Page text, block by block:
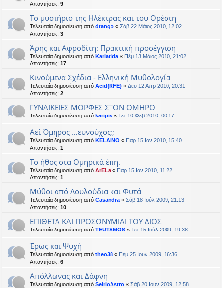
Απαντήσεις: 9
Το μυστήριο της Ηλέκτρας και του Ορέστη
Τελευταία δημοσίευση από dtango « Σάβ 22 Μάιος 2010, 12:02
Απαντήσεις: 3
Άρης και Αφροδίτη: Πρακτική προσέγγιση
Τελευταία δημοσίευση από Kariatida « Πέμ 13 Μάιος 2010, 21:02
Απαντήσεις: 17
Κινούμενα Σχέδια - Ελληνική Μυθολογία
Τελευταία δημοσίευση από Acid{RFE}« Δευ 12 Απρ 2010, 20:31
Απαντήσεις: 2
ΓΥΝΑΙΚΕΙΕΣ ΜΟΡΦΕΣ ΣΤΟΝ ΟΜΗΡΟ
Τελευταία δημοσίευση από karipis « Τετ 10 Φεβ 2010, 00:17
Αεί Όμηρος …ευνούχος;;
Τελευταία δημοσίευση από KELAINO « Παρ 15 Ιαν 2010, 15:40
Απαντήσεις: 1
Το ήθος στα Ομηρικά έπη.
Τελευταία δημοσίευση από ArELa « Παρ 15 Ιαν 2010, 11:22
Απαντήσεις: 1
Μύθοι από Λουλούδια και Φυτά
Τελευταία δημοσίευση από Casandra « Σάβ 18 Ιούλ 2009, 21:13
Απαντήσεις: 10
EΠΙΘΕΤΑ ΚΑΙ ΠΡΟΣΩΝΥΜΙΑΙ ΤΟΥ ΔΙΟΣ
Τελευταία δημοσίευση από TEUTAMOS « Τετ 15 Ιούλ 2009, 19:38
Έρως και Ψυχή
Τελευταία δημοσίευση από theo38 « Πέμ 25 Ιουν 2009, 16:36
Απαντήσεις: 6
Απόλλωνας και Δάφνη
Τελευταία δημοσίευση από SeirioAstro « Σάβ 20 Ιουν 2009, 12:58